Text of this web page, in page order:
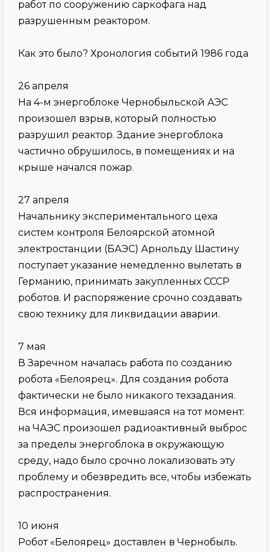
работ по сооружению саркофага над
разрушенным реактором.
Как это было? Хронология событий 1986 года
26 апреля
На 4-м энергоблоке Чернобыльской АЭС
произошел взрыв, который полностью
разрушил реактор. Здание энергоблока
частично обрушилось, в помещениях и на
крыше начался пожар.
27 апреля
Начальнику экспериментального цеха
систем контроля Белоярской атомной
электростанции (БАЭС) Арнольду Шастину
поступает указание немедленно вылетать в
Германию, принимать закупленных СССР
роботов. И распоряжение срочно создавать
свою технику для ликвидации аварии.
7 мая
В Заречном началась работа по созданию
робота «Белоярец». Для создания робота
фактически не было никакого техзадания.
Вся информация, имевшаяся на тот момент:
на ЧАЭС произошел радиоактивный выброс
за пределы энергоблока в окружающую
среду, надо было срочно локализовать эту
проблему и обезвредить все, чтобы избежать
распространения.
10 июня
Робот «Белоярец» доставлен в Чернобыль.